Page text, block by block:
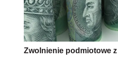
Zwolnienie podmiotowe z